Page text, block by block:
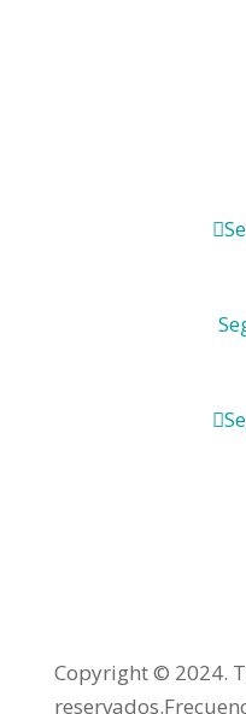
Copyright © 2024.